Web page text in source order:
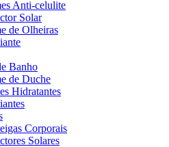
Anti-celulite
Solar
de Olheiras
Banho
de Duche
Hidratantes
Corporais
Solares